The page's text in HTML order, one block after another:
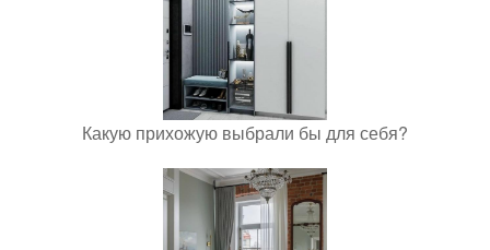
Какую прихожую выбрали бы для себя?